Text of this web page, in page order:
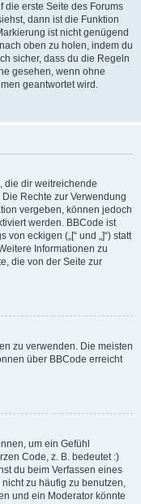
die erste Seite des Forums
dann ist die Funktion
ist nicht genügend
oben zu holen, indem du
sicher, dass du die Regeln
gesehen, wenn ohne
geantwortet wird.
die dir weitreichende
Rechte zur Verwendung
vergeben, können jedoch
werden. BBCode ist
eckigen („[“ und „]“) statt
Informationen zu
die von der Seite zur
zu verwenden. Die meisten
über BBCode erreicht
um ein Gefühl
Code, z. B. bedeutet :)
du beim Verfassen eines
zu häufig zu benutzen,
und ein Moderator könnte